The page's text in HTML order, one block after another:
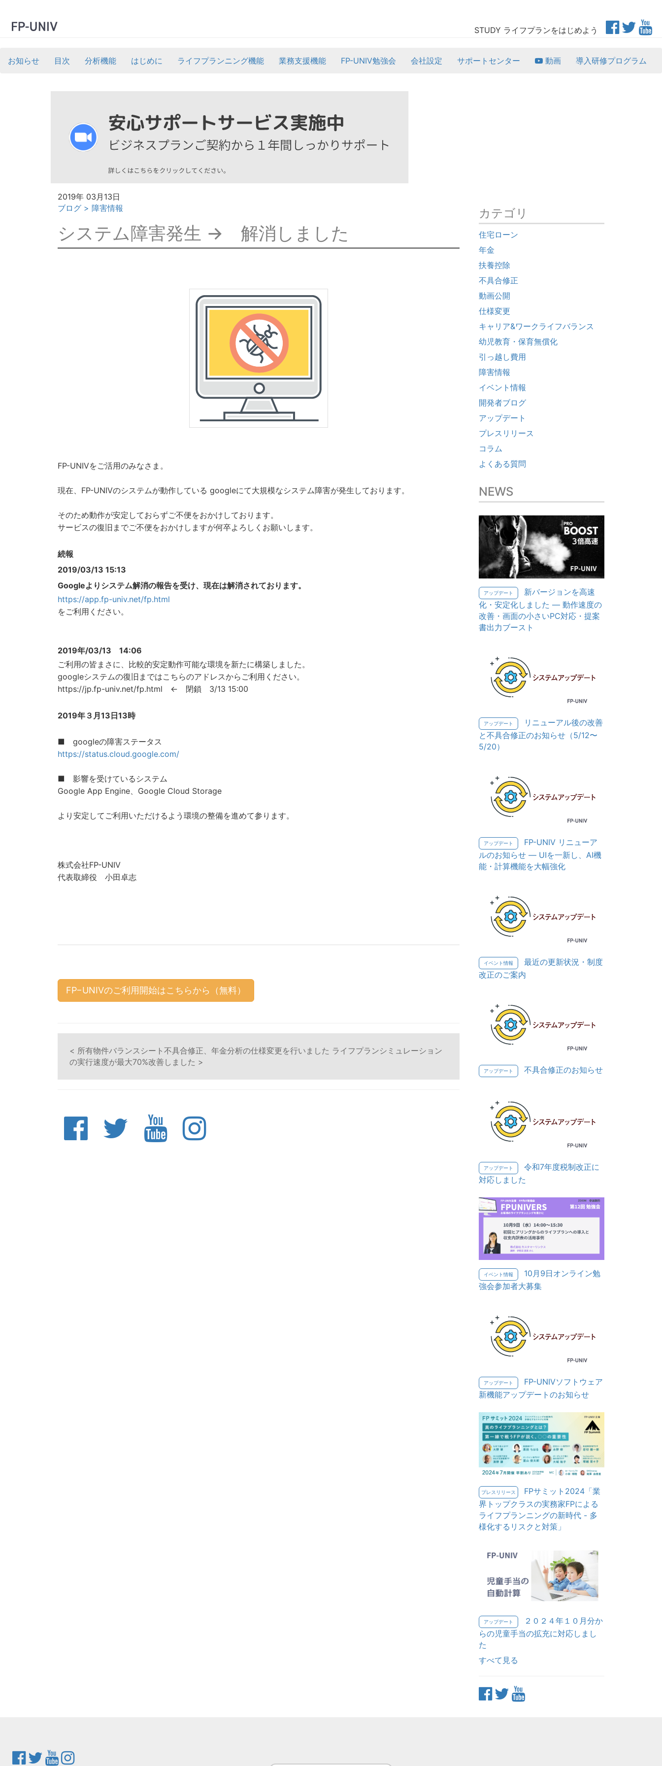
STUDY ライフプランをはじめよう
お知らせ 目次 分析機能 はじめに ライフプランニング機能 業務支援機能 FP-UNIV勉強会 会社設定 サポートセンター 動画 導入研修プログラム
2019年 03月13日
ブログ > 障害情報
システム障害発生 -> 解消しました
FP-UNIVをご活用のみなさま。
現在、FP-UNIVのシステムが動作している googleにて大規模なシステム障害が発生しております。
そのため動作が安定しておらずご不便をおかけしております。
サービスの復旧までご不便をおかけしますが何卒よろしくお願いします。
続報
2019/03/13 15:13
Googleよりシステム解消の報告を受け、現在は解消されております。
https://app.fp-univ.net/fp.html
をご利用ください。
2019年/03/13 14:06
ご利用の皆まさに、比較的安定動作可能な環境を新たに構築しました。
googleシステムの復旧まではこちらのアドレスからご利用ください。
https://jp.fp-univ.net/fp.html ← 閉鎖 3/13 15:00
2019年３月13日13時
■ googleの障害ステータス
https://status.cloud.google.com/
■ 影響を受けているシステム
Google App Engine、Google Cloud Storage
より安定してご利用いただけるよう環境の整備を進めて参ります。
株式会社FP-UNIV
代表取締役 小田卓志
FP−UNIVのご利用開始はこちらから（無料）
< 所有物件バランスシート不具合修正、年金分析の仕様変更を行いました ライフプランシミュレーション
の実行速度が最大70%改善しました >
カテゴリ
住宅ローン
年金
扶養控除
不具合修正
動画公開
仕様変更
キャリア&ワークライフバランス
幼児教育・保育無償化
引っ越し費用
障害情報
イベント情報
開発者ブログ
アップデート
プレスリリース
コラム
よくある質問
NEWS
アップデート
新バージョンを高速
化・安定化しました — 動作速度の
改善・画面の小さいPC対応・提案
書出力ブースト
アップデート
リニューアル後の改善
と不具合修正のお知らせ（5/12〜
5/20）
アップデート
FP-UNIV リニューア
ルのお知らせ — UIを一新し、AI機
能・計算機能を大幅強化
イベント情報
最近の更新状況・制度
改正のご案内
アップデート 不具合修正のお知らせ
アップデート
令和7年度税制改正に
対応しました
イベント情報
10月9日オンライン勉
強会参加者大募集
アップデート
FP-UNIVソフトウェア
新機能アップデートのお知らせ
プレスリリース
FPサミット2024「業
界トップクラスの実務家FPによる
ライフプランニングの新時代 - 多
様化するリスクと対策」
アップデート
２０２４年１０月分か
らの児童手当の拡充に対応しまし
た
すべて見る